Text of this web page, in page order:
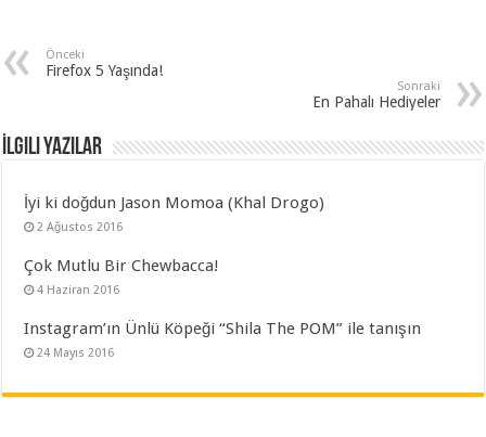
Önceki
Firefox 5 Yaşında!
Sonraki
En Pahalı Hediyeler
İlgili Yazılar
İyi ki doğdun Jason Momoa (Khal Drogo)
2 Ağustos 2016
Çok Mutlu Bir Chewbacca!
4 Haziran 2016
Instagram’ın Ünlü Köpeği “Shila The POM” ile tanışın
24 Mayıs 2016